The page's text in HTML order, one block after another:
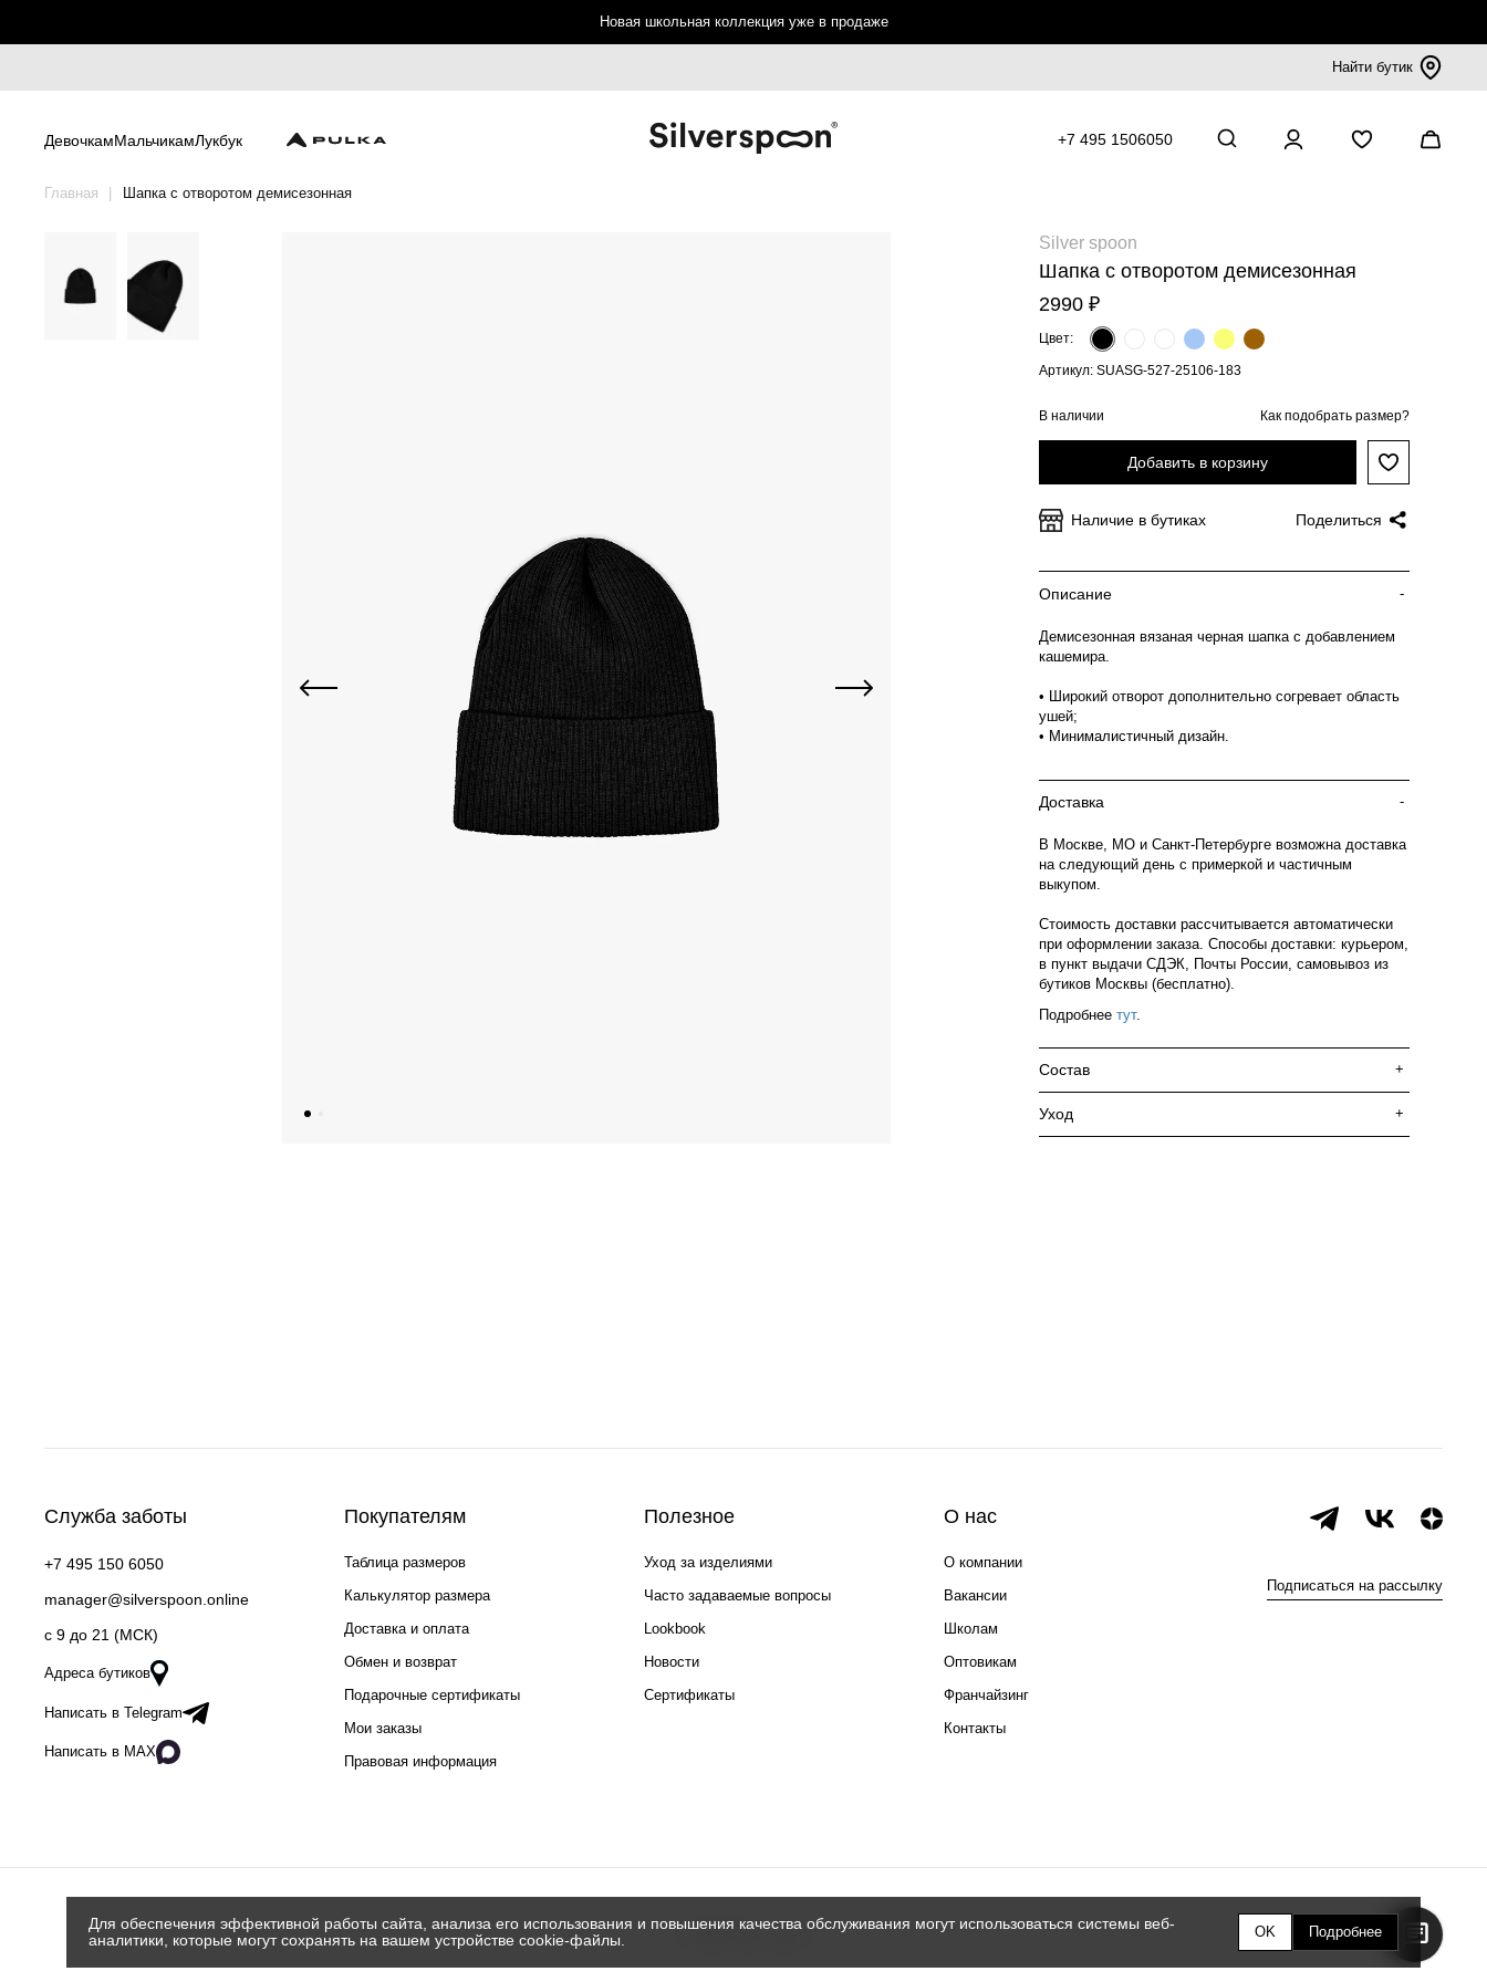
Новая школьная коллекция уже в продаже
Найти бутик
ДевочкамМальчикамЛукбук +7 495 1506050
Главная Шапка с отворотом демисезонная
Silver spoon
Шапка с отворотом демисезонная
2990 ₽
Цвет:
Артикул: SUASG-527-25106-183
В наличии Как подобрать размер?
Добавить в корзину
Наличие в бутиках Поделиться
Описание -
Демисезонная вязаная черная шапка с добавлением
кашемира.
• Широкий отворот дополнительно согревает область
ушей;
• Минималистичный дизайн.
Доставка -
В Москве, МО и Санкт-Петербурге возможна доставка
на следующий день с примеркой и частичным
выкупом.
Стоимость доставки рассчитывается автоматически
при оформлении заказа. Способы доставки: курьером,
в пункт выдачи СДЭК, Почты России, самовывоз из
бутиков Москвы (бесплатно).
Подробнее тут.
Состав +
Уход +
Служба заботы
+7 495 150 6050
manager@silverspoon.online
c 9 до 21 (МСК)
Адреса бутиков
Написать в Telegram
Написать в MAX
Покупателям
Таблица размеров
Калькулятор размера
Доставка и оплата
Обмен и возврат
Подарочные сертификаты
Мои заказы
Правовая информация
Полезное
Уход за изделиями
Часто задаваемые вопросы
Lookbook
Новости
Сертификаты
О нас
О компании
Вакансии
Школам
Оптовикам
Франчайзинг
Контакты
Подписаться на рассылку
Для обеспечения эффективной работы сайта, анализа его использования и повышения качества обслуживания могут использоваться системы веб-
аналитики, которые могут сохранять на вашем устройстве cookie-файлы.
OK Подробнее